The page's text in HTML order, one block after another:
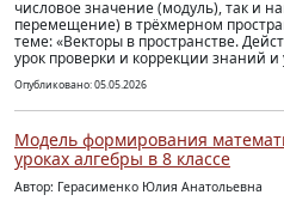
числовое значение (модуль), так и
перемещение) в трёхмерном
теме: «Векторы в пространстве.
урок проверки и коррекции знаний
Опубликовано: 05.05.2026
Модель формирования
уроках алгебры в 8 классе
Автор: Герасименко Юлия Анатольевна